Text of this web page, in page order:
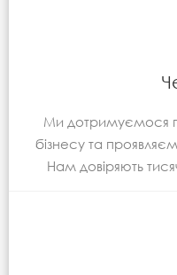
Ми дотримуємося
бізнесу та
Нам довіряють